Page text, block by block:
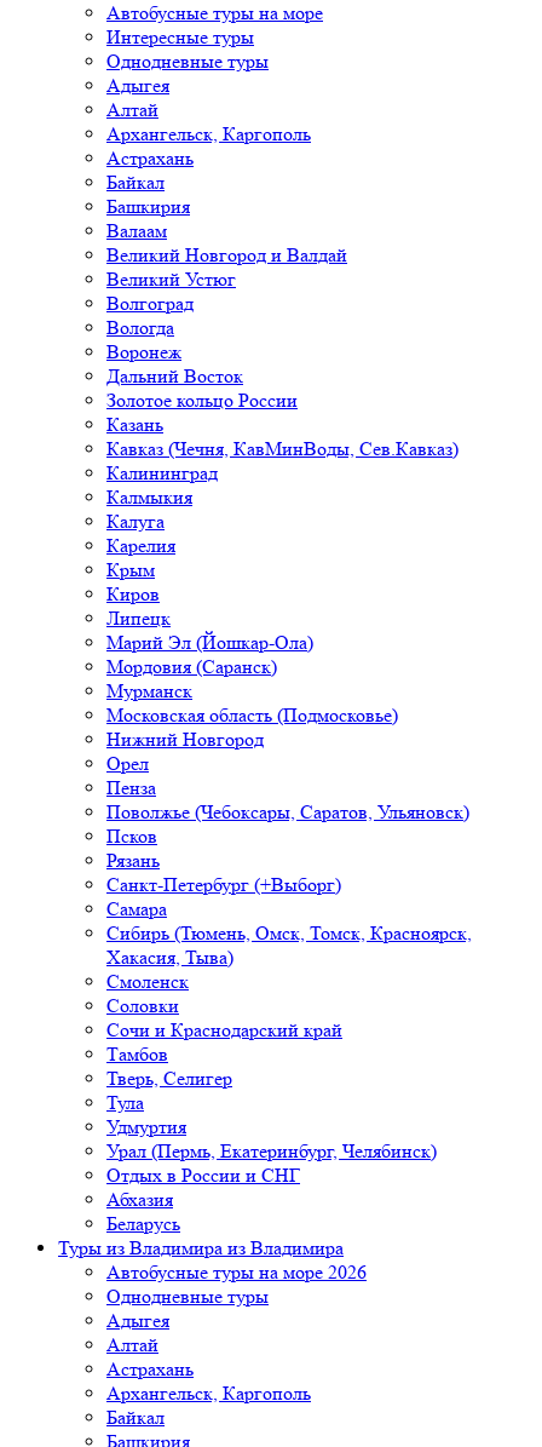
Автобусные туры на море
Интересные туры
Однодневные туры
Адыгея
Алтай
Архангельск, Каргополь
Астрахань
Байкал
Башкирия
Валаам
Великий Новгород и Валдай
Великий Устюг
Волгоград
Вологда
Воронеж
Дальний Восток
Золотое кольцо России
Казань
Кавказ (Чечня, КавМинВоды, Сев.Кавказ)
Калининград
Калмыкия
Калуга
Карелия
Крым
Киров
Липецк
Марий Эл (Йошкар-Ола)
Мордовия (Саранск)
Мурманск
Московская область (Подмосковье)
Нижний Новгород
Орел
Пенза
Поволжье (Чебоксары, Саратов, Ульяновск)
Псков
Рязань
Санкт-Петербург (+Выборг)
Самара
Сибирь (Тюмень, Омск, Томск, Красноярск,
Хакасия, Тыва)
Смоленск
Соловки
Сочи и Краснодарский край
Тамбов
Тверь, Селигер
Тула
Удмуртия
Урал (Пермь, Екатеринбург, Челябинск)
Отдых в России и СНГ
Абхазия
Беларусь
Туры из Владимира из Владимира
Автобусные туры на море 2026
Однодневные туры
Адыгея
Алтай
Астрахань
Архангельск, Каргополь
Байкал
Башкирия